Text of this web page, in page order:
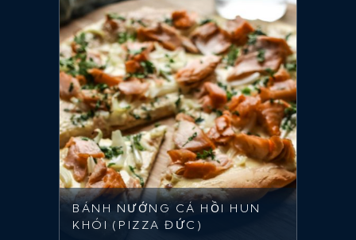
BÁNH NƯỚNG CÁ HỒI HUN
KHÓI (PIZZA ĐỨC)